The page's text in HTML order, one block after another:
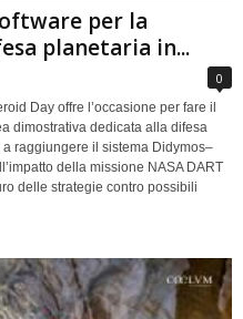
per la
planetaria in...
0
Day offre l’occasione per fare il
dimostrativa dedicata alla difesa
raggiungere il sistema Didymos–
della missione NASA DART
delle strategie contro possibili